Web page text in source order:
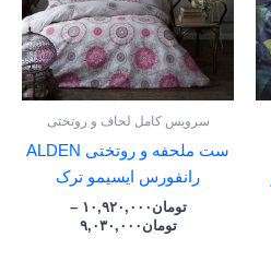
سرویس کامل لحاف و روتختی
ست ملحفه و روتختی ALDEN
رانفورس ایسیمو ترک
تومان ۱۰,۹۲۰,۰۰۰ –
تومان ۹,۰۳۰,۰۰۰